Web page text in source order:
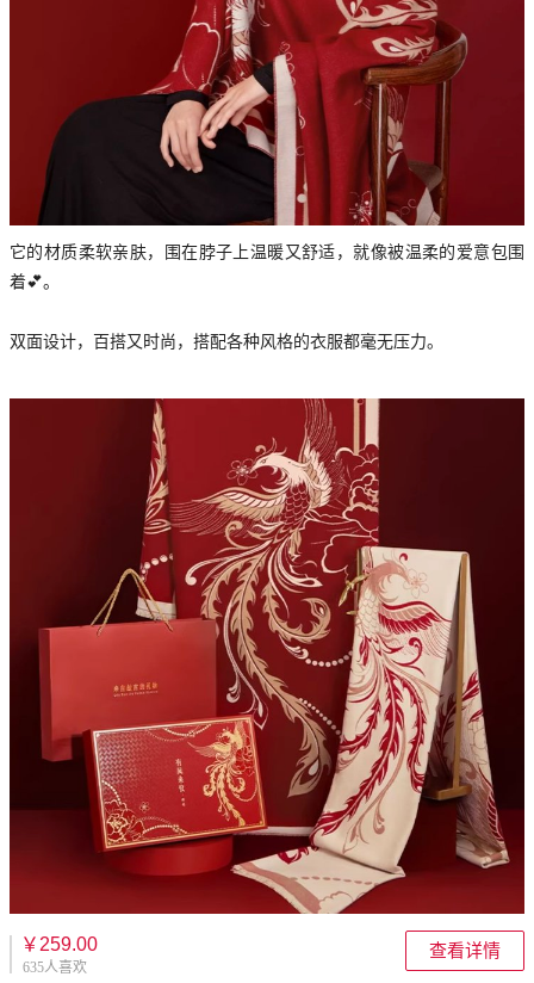
它的材质柔软亲肤，围在脖子上温暖又舒适，就像被温柔的爱意包围
着💕。
双面设计，百搭又时尚，搭配各种风格的衣服都毫无压力。
￥259.00
635人喜欢
查看详情